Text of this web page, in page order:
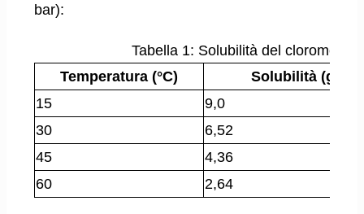
bar):
Tabella 1: Solubilità del
Temperatura (°C)
Solubilità (g di
15
9,0
30
6,52
45
4,36
60
2,64